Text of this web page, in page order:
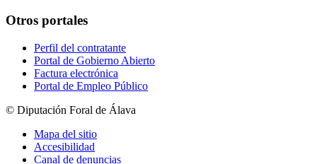
Otros portales
Perfil del contratante
Portal de Gobierno Abierto
Factura electrónica
Portal de Empleo Público
© Diputación Foral de Álava
Mapa del sitio
Accesibilidad
Canal de denuncias